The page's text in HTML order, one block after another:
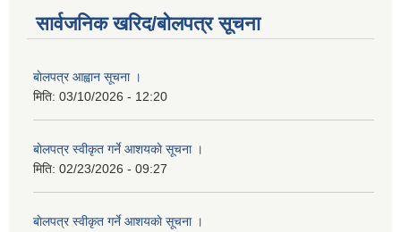
सार्वजनिक खरिद/बोलपत्र सूचना
बाेलपत्र आह्वान सूचना ।
मिति: 03/10/2026 - 12:20
बाेलपत्र स्वीकृत गर्ने आशयकाे सूचना ।
मिति: 02/23/2026 - 09:27
बाेलपत्र स्वीकृत गर्ने आशयकाे सूचना ।